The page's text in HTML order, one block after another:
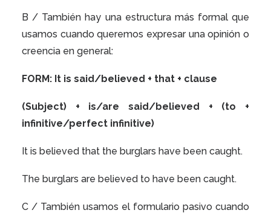
B / También hay una estructura más formal que
usamos cuando queremos expresar una opinión o
creencia en general:
FORM: It is said/believed + that + clause
(Subject) + is/are said/believed + (to +
infinitive/perfect infinitive)
It is believed that the burglars have been caught.
The burglars are believed to have been caught.
C / También usamos el formulario pasivo cuando